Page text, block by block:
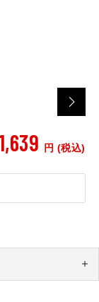
円 (税込)